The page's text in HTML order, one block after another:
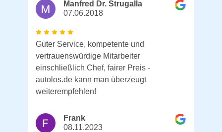
Manfred Dr. Strugalla
07.06.2018
Guter Service, kompetente und
vertrauenswürdige Mitarbeiter
einschließlich Chef, fairer Preis -
autolos.de kann man überzeugt
weiterempfehlen!
Frank
08.11.2023